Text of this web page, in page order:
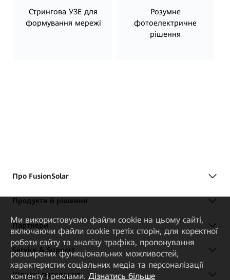
Стрингова УЗЕ для
формування мережі
Розумне
фотоелектричне
рішення
Про FusionSolar
Продукти й рішення
Партнери
Service & Support
Швидкі посилання
Ми використовуємо файли cookie на цьому сайті,
включаючи файли cookie третіх сторін, для коректної
роботи сайту та аналізу трафіка, пропонування
розширених функціональних можливостей,
характеристик соціальних медіа та персоналізації
контенту і реклами. Дізнатись більше